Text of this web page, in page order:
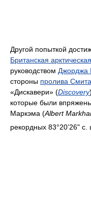
Другой попыткой
Британская
руководством Джорджа
стороны пролива Смита
«Дискавери» (Discovery
которые были
Маркэма (Albert
рекордных 83°20’26"